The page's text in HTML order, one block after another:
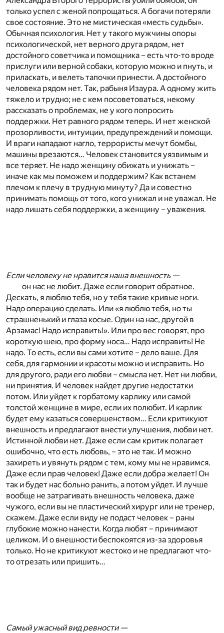
только успел с женой попрощаться. А богачи потеряли
свое состояние. Это не мистическая «месть судьбы».
Обычная психология. Нет у такого мужчины опоры
психологической, нет верного друга рядом, нет
достойного советчика и помощника – есть что-то вроде
прислуги или верной собаки, которую можно и пнуть, и
приласкать, и велеть тапочки принести. А достойного
человека рядом нет. Так, рабыня Изаура. А одному жить
тяжело и трудно; не с кем посоветоваться, некому
рассказать о проблемах, не у кого попросить
поддержки. Нет равного рядом теперь. И нет женской
прозорливости, интуиции, предупреждений и помощи.
И враги нападают нагло, террористы мечут бомбы,
машины врезаются… Человек становится уязвимым и
все теряет. Не надо женщину обижать и унижать –
иначе как мы поможем и поддержим? Как встанем
плечом к плечу в трудную минуту? Да и совестно
принимать помощь от того, кого унижал и не уважал. Не
надо лишать себя поддержки, а женщину – уважения.
Если человеку не нравится наша внешность —
он нас не любит. Даже если говорит обратное.
Дескать, я люблю тебя, но у тебя такие кривые ноги.
Надо операцию сделать. Или «я люблю тебя, но ты
страшненький и глаза косые. Один на нас, другой в
Арзамас! Надо исправить!». Или про вес говорят, про
короткую шею, про форму носа… Надо исправить! Не
надо. То есть, если вы сами хотите – дело ваше. Для
себя, для гармонии и красоты можно и исправить. Но
для другого, ради его любви – смысла нет. Нет ни любви,
ни принятия. И человек найдет другие недостатки
потом. Или уйдет к горбатому карлику или самой
толстой женщине в мире, если их полюбит. И карлик
будет ему казаться совершенством… Если критикуют
внешность и предлагают внести улучшения, любви нет.
Истинной любви нет. Даже если сам критик полагает
ошибочно, что есть любовь, – это не так. И можно
захиреть и увянуть рядом с тем, кому мы не нравимся.
Даже если прав человек! Даже если добра желает! Он
так и будет нас больно ранить, а потом уйдет. И лучше
вообще не затрагивать внешность человека, даже
чужого, если вы не пластический хирург или не тренер,
скажем. Даже если виду не подаст человек – раны
глубокие можно нанести. Когда любят – принимают
целиком. И о внешности беспокоятся из-за здоровья
только. Но не критикуют жестоко и не предлагают что-
то отрезать или пришить…
Самый ужасный вид ревности —